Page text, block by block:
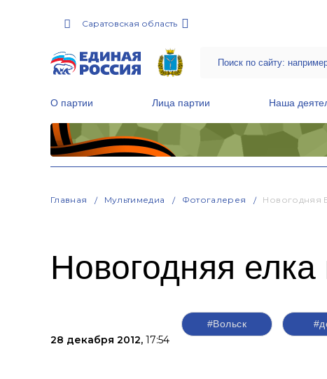
Саратовская область
О партии Лица партии Наша
Главная Мультимедиа Фотогалерея Новогодняя
Новогодняя
28 декабря 2012, 17:54
#Вольск